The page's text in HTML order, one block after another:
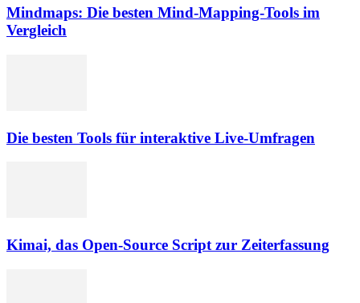
Mindmaps: Die besten Mind-Mapping-Tools im
Vergleich
Die besten Tools für interaktive Live-Umfragen
Kimai, das Open-Source Script zur Zeiterfassung